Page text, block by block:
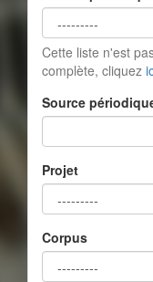
Cette liste n'est
complète, cliquez
Source
Projet
Corpus